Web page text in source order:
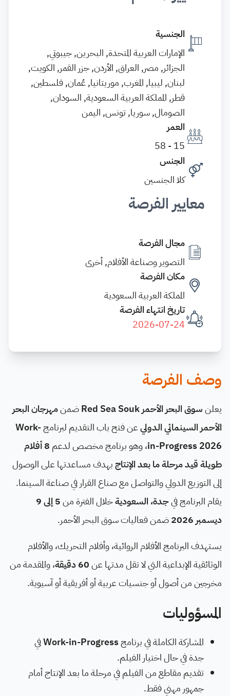
الجنسية
الإمارات العربية المتحدة, البحرين, جيبوتي,
الجزائر, مصر, العراق, الأردن, جزر القمر, الكويت,
لبنان, ليبيا, المغرب, موريتانيا, عُمان, فلسطين,
قطر, المملكة العربية السعودية, السودان,
الصومال, سوريا, تونس, اليمن
العمر
15 - 58
الجنس
كلا الجنسين
معايير الفرصة
مجال الفرصة
التصوير وصناعة الأفلام, أخرى
مكان الفرصة
المملكة العربية السعودية
تاريخ انتهاء الفرصة
2026-07-24
وصف الفرصة
يعلنسوق البحر الأحمر Red Sea Souk ضمنمهرجان البحر
الأحمر السينمائي الدوليعن فتح باب التقديم لبرنامجWork-
in-Progress 2026، وهو برنامج مخصص لدعم
8 أفلام
طويلة قيد مرحلة ما بعد الإنتاجبهدف مساعدتها على الوصول
إلى التوزيع الدولي والتواصل مع صناع القرار في صناعة السينما.
يقام البرنامج فيجدة، السعوديةخلال الفترة من
5 إلى 9
ديسمبر 2026
ضمن فعاليات سوق البحر الأحمر.
يستهدف البرنامج الأفلام الروائية، وأفلام التحريك، والأفلام
الوثائقية الإبداعية التي لا تقل مدتها عن60 دقيقة
، والمقدمة من
مخرجين من أصول أو جنسيات عربية أو أفريقية أو آسيوية.
المسؤوليات
المشاركة الكاملة في برنامجWork-in-Progressفي
جدة في حال اختيار الفيلم.
تقديم مقاطع من الفيلم في مرحلة ما بعد الإنتاج أمام
جمهور مهني فقط.